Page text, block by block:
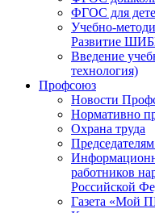
ФГОС для
Учебно-
Развитие
Введение
технология)
Профсоюз
Новости
Нормативно
Охрана труда
работников
Российской
Газета